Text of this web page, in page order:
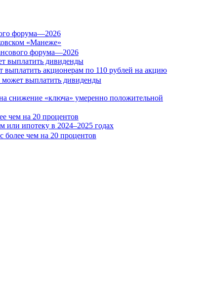
форума—2026
«Манеже»
выплатить дивиденды
выплатить акционерам по 110 рублей на акцию
снижение «ключа» умеренно положительной
чем на 20 процентов
или ипотеку в 2024–2025 годах